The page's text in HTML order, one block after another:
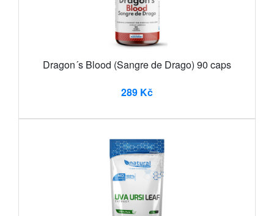
Dragon´s Blood (Sangre de Drago) 90 caps
289 Kč